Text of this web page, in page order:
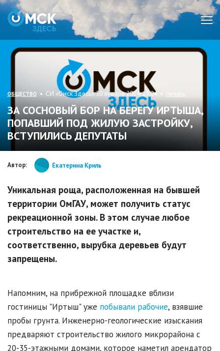
ОБЩЕСТВО • СИ «Омск Здесь» 30 января 2014, 15:04 • печать
ЗА СОСНОВЫЙ БОР НА БЕРЕГУ ИРТЫША,
ПОПАВШИЙ ПОД ЖИЛУЮ ЗАСТРОЙКУ,
ВСТУПИЛИСЬ ДЕПУТАТЫ
Автор: Екатерина Криль
Уникальная роща, расположенная на бывшей
территории ОмГАУ, может получить статус
рекреационной зоны. В этом случае любое
строительство на ее участке и,
соответственно, вырубка деревьев будут
запрещены.
Напомним, на прибрежной площадке вблизи
гостиницы "Иртыш" уже побывали рабочие, взявшие
пробы грунта. Инженерно-геологические изыскания
предваряют строительство жилого микрорайона с
20-35-этажными домами, которое наметил арендатор